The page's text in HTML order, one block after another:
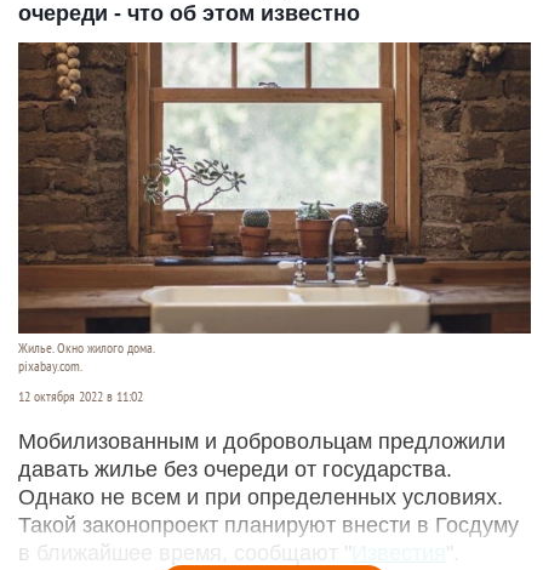
очереди - что об этом известно
Жилье. Окно жилого дома.
pixabay.com.
12 октября 2022 в 11:02
Мобилизованным и добровольцам предложили
давать жилье без очереди от государства.
Однако не всем и при определенных условиях.
Такой законопроект планируют внести в Госдуму
в ближайшее время, сообщают "Известия ".